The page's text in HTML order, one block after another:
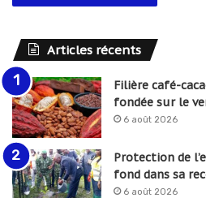
Articles récents
Filière café-
fondée sur le
6 août 2026
Protection de
fond dans sa
6 août 2026